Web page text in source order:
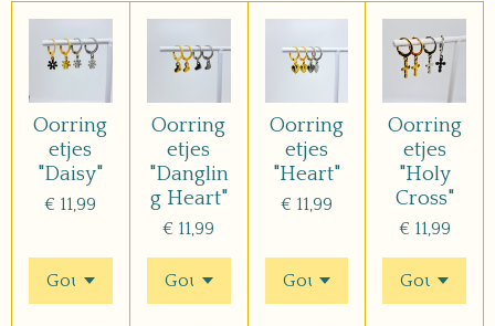
Oorring
etjes
"Daisy"
€ 11,99
Oorring
etjes
"Danglin
g Heart"
€ 11,99
Oorring
etjes
"Heart"
€ 11,99
Oorring
etjes
"Holy
Cross"
€ 11,99